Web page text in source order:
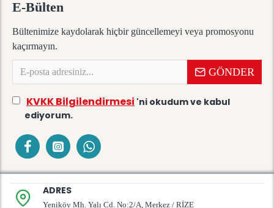
E-Bülten
Bültenimize kaydolarak hiçbir güncellemeyi veya promosyonu
kaçırmayın.
GÖNDER
KVKK Bilgilendirmesi 'ni okudum ve kabul
ediyorum.
ADRES
Yeniköy Mh. Yalı Cd. No:2/A, Merkez / RİZE